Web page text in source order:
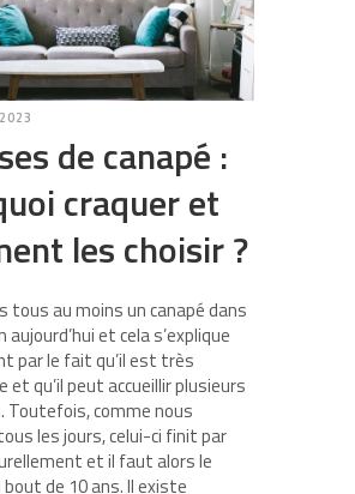
de canapé :
craquer et
les choisir ?
tous au moins un canapé dans
et cela s’explique
par le fait qu’il est très
et qu’il peut accueillir plusieurs
Toutefois, comme nous
les jours, celui-ci finit par
et il faut alors le
bout de 10 ans. Il existe